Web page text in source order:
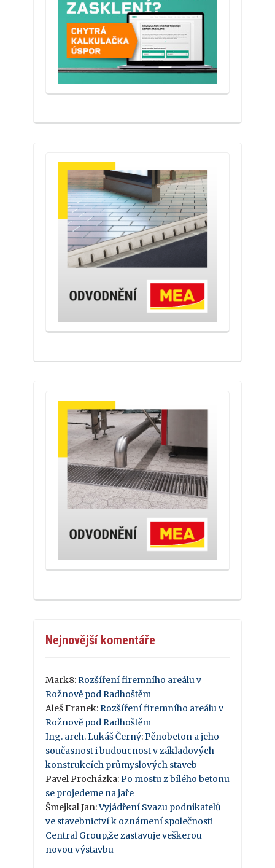
Nejnovější komentáře
Mark8: Rozšíření firemního areálu v
Rožnově pod Radhoštěm
Aleš Franek: Rozšíření firemního areálu v
Rožnově pod Radhoštěm
Ing. arch. Lukáš Černý: Pěnobeton a jeho
současnost i budoucnost v základových
konstrukcích průmyslových staveb
Pavel Procházka: Po mostu z bílého betonu
se projedeme na jaře
Šmejkal Jan:Vyjádření Svazu podnikatelů
ve stavebnictví k oznámení společnosti
Central Group,že zastavuje veškerou
novou výstavbu